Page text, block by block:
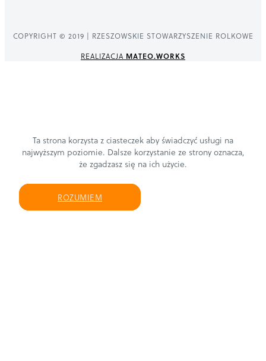
COPYRIGHT © 2019 | RZESZOWSKIE STOWARZYSZENIE ROLKOWE
REALIZACJA MATEO.WORKS
Ta strona korzysta z ciasteczek aby świadczyć usługi na
najwyższym poziomie. Dalsze korzystanie ze strony oznacza,
że zgadzasz się na ich użycie.
ROZUMIEM